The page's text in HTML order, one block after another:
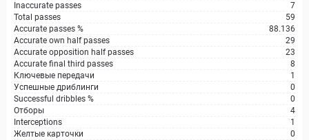
Inaccurate passes
7
Total passes
59
Accurate passes %
88.136
Accurate own half passes
29
Accurate opposition half passes
23
Accurate final third passes
8
Ключевые передачи
1
Успешные дриблинги
0
Successful dribbles %
0
Отборы
4
Interceptions
1
Желтые карточки
0